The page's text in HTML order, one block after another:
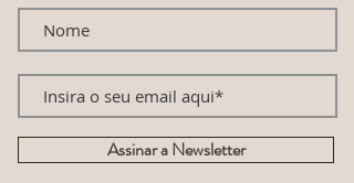
Assinar a Newsletter